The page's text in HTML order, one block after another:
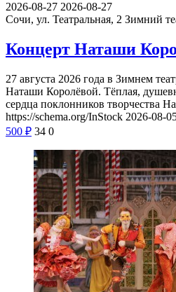
2026-08-27 2026-08-27
Сочи, ул. Театральная, 2 Зимний
Концерт Наташи
27 августа 2026 года в Зимнем
Наташи Королёвой. Тёплая,
сердца поклонников творчества
https://schema.org/InStock 2026-08-
500 ₽ 34 0